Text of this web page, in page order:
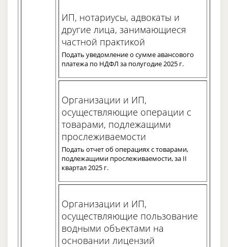
ИП, нотариусы, адвокаты и
другие лица, занимающиеся
частной практикой
Подать уведомление о сумме авансового
платежа по НДФЛ за полугодие 2025 г.
Организации и ИП,
осуществляющие операции с
товарами, подлежащими
прослеживаемости
Подать отчет об операциях с товарами,
подлежащими прослеживаемости, за II
квартал 2025 г.
Организации и ИП,
осуществляющие пользование
водными объектами на
основании лицензий